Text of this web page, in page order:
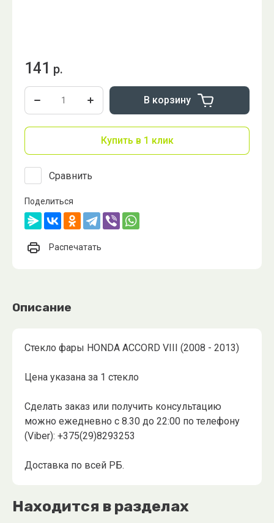
141 р.
В корзину
Купить в 1 клик
Сравнить
Поделиться
Распечатать
Описание
Стекло фары HONDA ACCORD VIII (2008 - 2013)
Цена указана за 1 стекло
Сделать заказ или получить консультацию
можно ежедневно с 8.30 до 22:00 по телефону
(Viber): +375(29)8293253
Доставка по всей РБ.
Находится в разделах